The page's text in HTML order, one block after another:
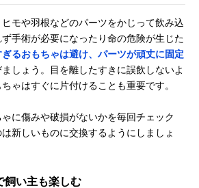
モや羽根などのパーツをかじって飲み込
手術が必要になったり命の危険が生じた
るおもちゃは避け、パーツが頑丈に固定
ましょう。目を離したすきに誤飲しないよ
ゃはすぐに片付けることも重要です。
に傷みや破損がないかを毎回チェック
新しいものに交換するようにしましょ
飼い主も楽しむ